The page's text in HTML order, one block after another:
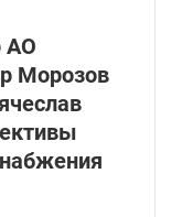
АО
Морозов